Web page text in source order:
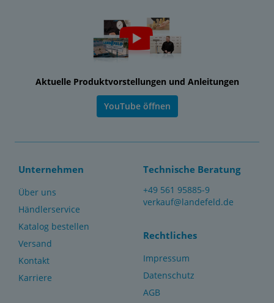
Aktuelle Produktvorstellungen und Anleitungen
YouTube öffnen
Unternehmen
Über uns
Händlerservice
Katalog bestellen
Versand
Kontakt
Karriere
Technische Beratung
+49 561 95885-9
verkauf@landefeld.de
Rechtliches
Impressum
Datenschutz
AGB